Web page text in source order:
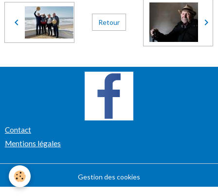
Retour
Contact
Mentions légales
Gestion des cookies